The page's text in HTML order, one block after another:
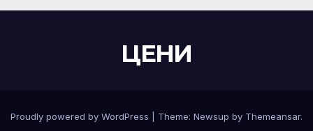
ЦЕНИ
Proudly powered by WordPress Theme: Newsup by Themeansar.